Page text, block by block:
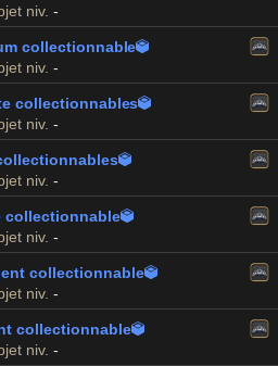
niv. -
collectionnable
niv. -
collectionnables
niv. -

niv. -
collectionnable
niv. -
collectionnable
niv. -
collectionnable
niv. -